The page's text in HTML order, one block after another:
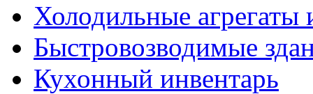
Холодильные агрегаты
Быстровозводимые
Кухонный инвентарь